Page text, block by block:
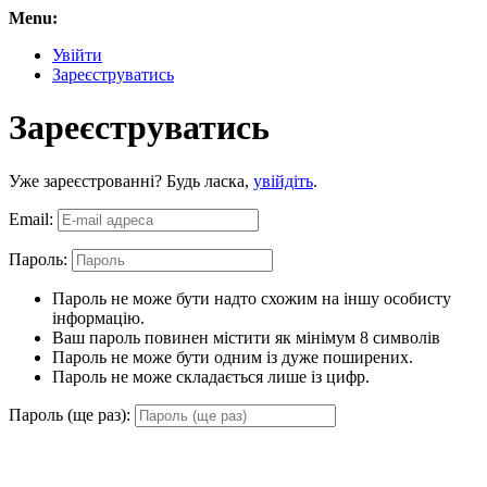
Menu:
Увійти
Зареєструватись
Зареєструватись
Уже зареєстрованні? Будь ласка, увійдіть.
Email:
Пароль:
Пароль не може бути надто схожим на іншу особисту
інформацію.
Ваш пароль повинен містити як мінімум 8 символів
Пароль не може бути одним із дуже поширених.
Пароль не може складається лише із цифр.
Пароль (ще раз):